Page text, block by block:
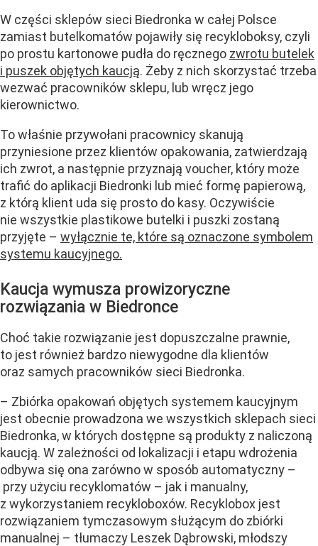
W części sklepów sieci Biedronka w całej Polsce
zamiast butelkomatów pojawiły się recykloboksy, czyli
po prostu kartonowe pudła do ręcznego zwrotu butelek
i puszek objętych kaucją. Żeby z nich skorzystać trzeba
wezwać pracowników sklepu, lub wręcz jego
kierownictwo.
To właśnie przywołani pracownicy skanują
przyniesione przez klientów opakowania, zatwierdzają
ich zwrot, a następnie przyznają voucher, który może
trafić do aplikacji Biedronki lub mieć formę papierową,
z którą klient uda się prosto do kasy. Oczywiście
nie wszystkie plastikowe butelki i puszki zostaną
przyjęte – wyłącznie te, które są oznaczone symbolem
systemu kaucyjnego.
Kaucja wymusza prowizoryczne
rozwiązania w Biedronce
Choć takie rozwiązanie jest dopuszczalne prawnie,
to jest również bardzo niewygodne dla klientów
oraz samych pracowników sieci Biedronka.
– Zbiórka opakowań objętych systemem kaucyjnym
jest obecnie prowadzona we wszystkich sklepach sieci
Biedronka, w których dostępne są produkty z naliczoną
kaucją. W zależności od lokalizacji i etapu wdrożenia
odbywa się ona zarówno w sposób automatyczny –
przy użyciu recyklomatów – jak i manualny,
z wykorzystaniem recykloboxów. Recyklobox jest
rozwiązaniem tymczasowym służącym do zbiórki
manualnej – tłumaczy Leszek Dąbrowski, młodszy